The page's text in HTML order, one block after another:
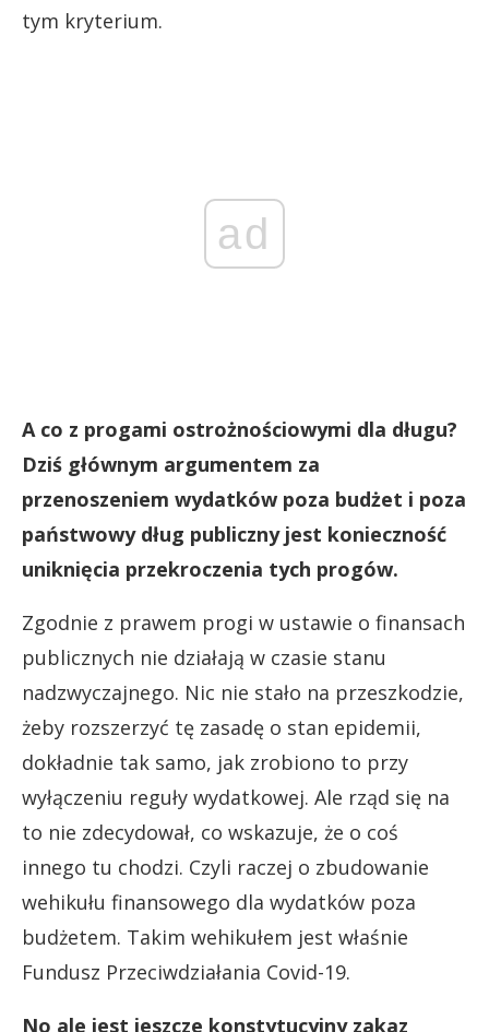
tym kryterium.
ad
A co z progami ostrożnościowymi dla długu?
Dziś głównym argumentem za
przenoszeniem wydatków poza budżet i poza
państwowy dług publiczny jest konieczność
uniknięcia przekroczenia tych progów.
Zgodnie z prawem progi w ustawie o finansach
publicznych nie działają w czasie stanu
nadzwyczajnego. Nic nie stało na przeszkodzie,
żeby rozszerzyć tę zasadę o stan epidemii,
dokładnie tak samo, jak zrobiono to przy
wyłączeniu reguły wydatkowej. Ale rząd się na
to nie zdecydował, co wskazuje, że o coś
innego tu chodzi. Czyli raczej o zbudowanie
wehikułu finansowego dla wydatków poza
budżetem. Takim wehikułem jest właśnie
Fundusz Przeciwdziałania Covid-19.
No ale jest jeszcze konstytucyjny zakaz